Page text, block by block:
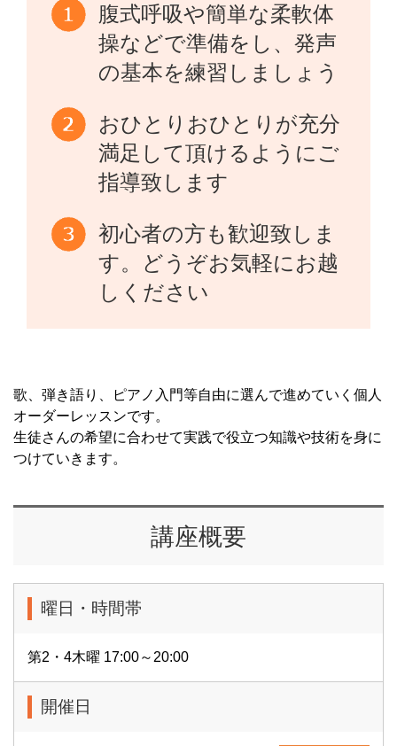
腹式呼吸や簡単な柔軟体
操などで準備をし、発声
の基本を練習しましょう
おひとりおひとりが充分
満足して頂けるようにご
指導致します
初心者の方も歓迎致しま
す。どうぞお気軽にお越
しください
歌、弾き語り、ピアノ入門等自由に選んで進めていく個人
オーダーレッスンです。
生徒さんの希望に合わせて実践で役立つ知識や技術を身に
つけていきます。
講座概要
曜日・時間帯
第2・4木曜 17:00～20:00
開催日